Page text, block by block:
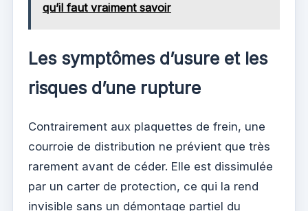
qu’il faut vraiment savoir
Les symptômes d’usure et les
risques d’une rupture
Contrairement aux plaquettes de frein, une
courroie de distribution ne prévient que très
rarement avant de céder. Elle est dissimulée
par un carter de protection, ce qui la rend
invisible sans un démontage partiel du